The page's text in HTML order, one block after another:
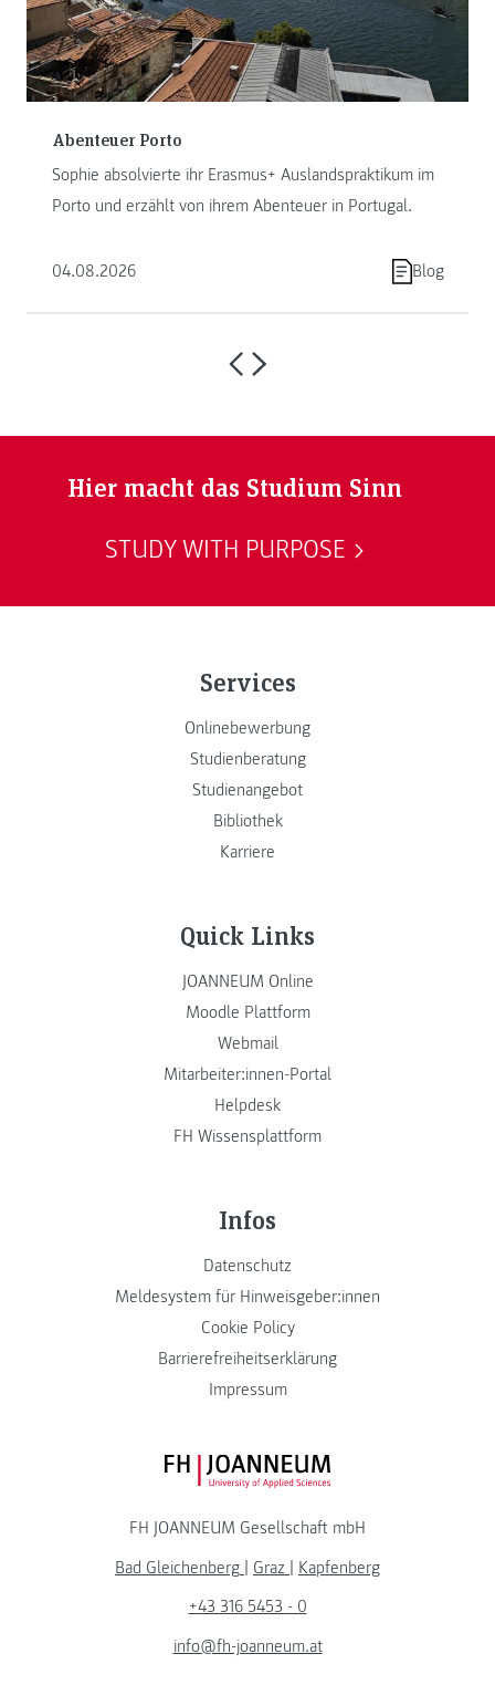
Abenteuer Porto
Sophie absolvierte ihr Erasmus+ Auslandspraktikum im
Porto und erzählt von ihrem Abenteuer in Portugal.
04.08.2026 Blog
Hier macht das Studium Sinn
STUDY WITH PURPOSE
Services
Onlinebewerbung
Studienberatung
Studienangebot
Bibliothek
Karriere
Quick Links
JOANNEUM Online
Moodle Plattform
Webmail
Mitarbeiter:innen-Portal
Helpdesk
FH Wissensplattform
Infos
Datenschutz
Meldesystem für Hinweisgeber:innen
Cookie Policy
Barrierefreiheitserklärung
Impressum
FH JOANNEUM Logo
FH JOANNEUM Gesellschaft mbH
Bad Gleichenberg | Graz | Kapfenberg
+43 316 5453 - 0
info@fh-joanneum.at